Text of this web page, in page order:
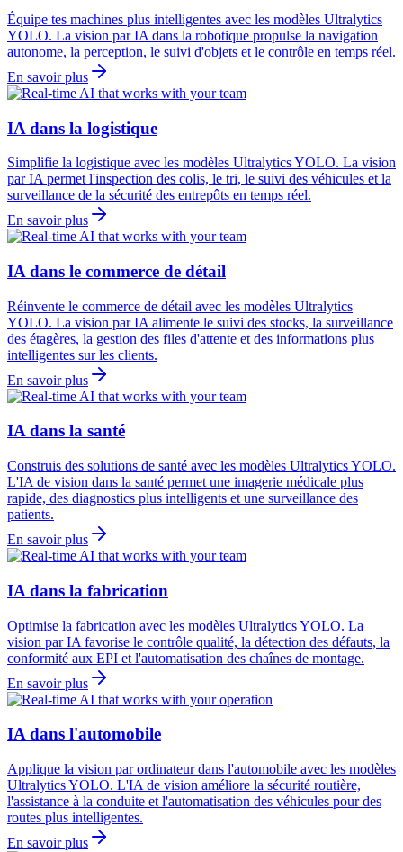
Équipe tes machines plus intelligentes avec les modèles Ultralytics
YOLO. La vision par IA dans la robotique propulse la navigation
autonome, la perception, le suivi d'objets et le contrôle en temps réel.
En savoir plus
IA dans la logistique
Simplifie la logistique avec les modèles Ultralytics YOLO. La vision
par IA permet l'inspection des colis, le tri, le suivi des véhicules et la
surveillance de la sécurité des entrepôts en temps réel.
En savoir plus
IA dans le commerce de détail
Réinvente le commerce de détail avec les modèles Ultralytics
YOLO. La vision par IA alimente le suivi des stocks, la surveillance
des étagères, la gestion des files d'attente et des informations plus
intelligentes sur les clients.
En savoir plus
IA dans la santé
Construis des solutions de santé avec les modèles Ultralytics YOLO.
L'IA de vision dans la santé permet une imagerie médicale plus
rapide, des diagnostics plus intelligents et une surveillance des
patients.
En savoir plus
IA dans la fabrication
Optimise la fabrication avec les modèles Ultralytics YOLO. La
vision par IA favorise le contrôle qualité, la détection des défauts, la
conformité aux EPI et l'automatisation des chaînes de montage.
En savoir plus
IA dans l'automobile
Applique la vision par ordinateur dans l'automobile avec les modèles
Ultralytics YOLO. L'IA de vision améliore la sécurité routière,
l'assistance à la conduite et l'automatisation des véhicules pour des
routes plus intelligentes.
En savoir plus